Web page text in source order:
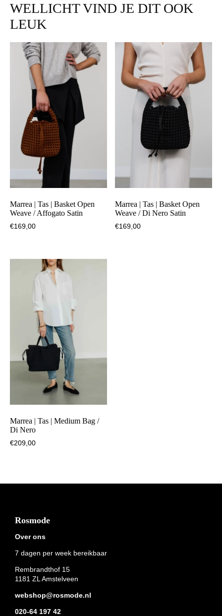
WELLICHT VIND JE DIT OOK
LEUK
Marrea | Tas | Basket Open
Weave / Affogato Satin
€169,00
Marrea | Tas | Basket Open
Weave / Di Nero Satin
€169,00
Marrea | Tas | Medium Bag /
Di Nero
€209,00
Footer
Rosmode
Over ons
7 dagen per week bereikbaar
Rembrandthof 15
1181 ZL Amstelveen
webshop@rosmode.nl
020-64 197 42